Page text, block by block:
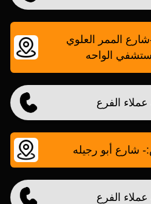
الممر العلوي
الواحه
الفرع
شارع أبو رجيله
الفرع